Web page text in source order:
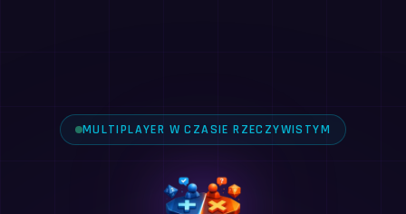
MULTIPLAYER W CZASIE RZECZYWISTYM